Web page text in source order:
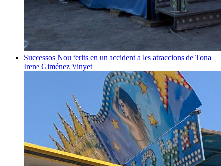
Successos Nou ferits en un accident a les atraccions de Tona
Irene Giménez Vinyet